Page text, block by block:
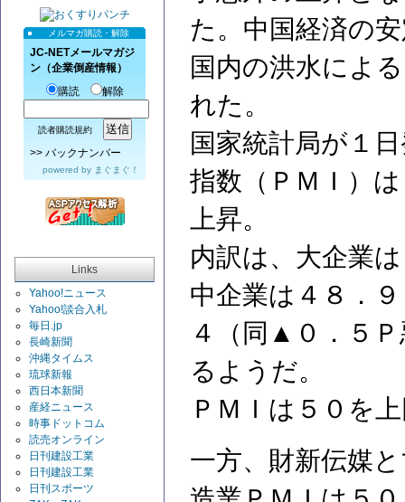
メルマガ購読・解除
JC-NETメールマガジ
ン（企業倒産情報）
購読
解除
読者購読規約
>> バックナンバー
powered by まぐまぐ！
Links
Yahoo!ニュース
Yahoo!談合入札
毎日.jp
長崎新聞
沖縄タイムス
琉球新報
西日本新聞
産経ニュース
時事ドットコム
読売オンライン
日刊建設工業
日刊建設工業
日刊スポーツ
た。中国経済の
国内の洪水によ
れた。
国家統計局が１
指数（ＰＭＩ）
上昇。
内訳は、大企業
中企業は４８．
４（同▲０．５
るようだ。
ＰＭＩは５０を
一方、財新伝媒